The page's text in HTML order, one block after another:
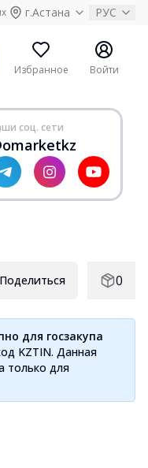
г.Астана РУС
Избранное Войти
соц. сети
Поделиться 0
для госзакупа
KZTIN. Данная
только для